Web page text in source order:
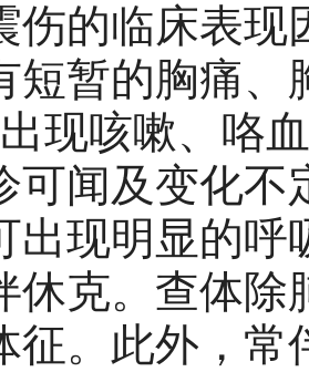
的临床表现
短暂的胸痛、
现咳嗽、咯
可闻及变化不
出现明显的
休克。查体除
征。此外，